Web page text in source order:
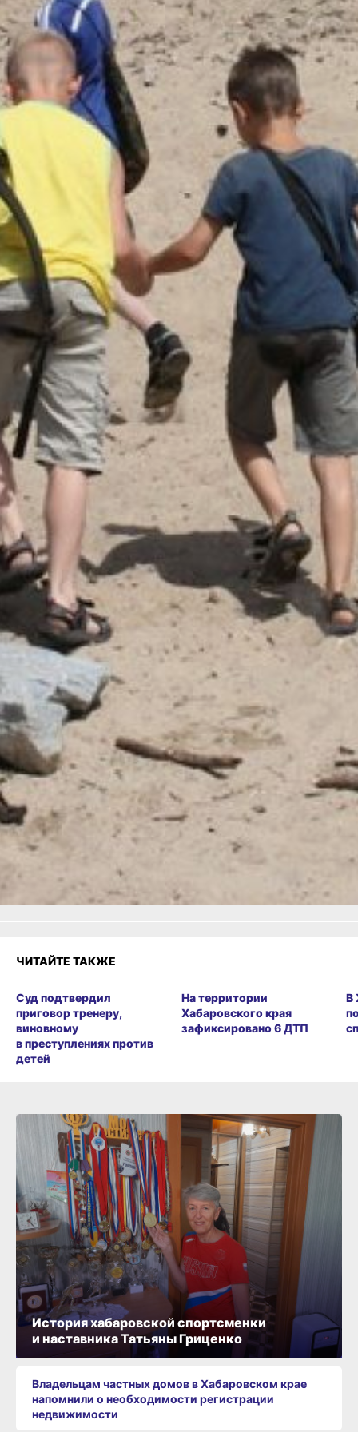
подростки вовлекаются
в социально полезную
деятельность —
в детские и молодежные
общественные
объединения, такие
как Юнармия
и «Движение Первых».
Отметим, что за
самовольные уходы
ребят из семей
предусмотрена
ответственность. Дети,
повторно сбегающие
из дома, ставятся на учет
в комиссию по делам
несовершеннолетних
и защите их прав.
Родители, не сообщившие
об уходе ребенка из дома
в полицию, привлекаются
к административной
ответственности.
Представители
управления социального
развития администрации
города подчеркнули
важность сохранения
взаимопонимания,
доверия и поддержки
в семейном кругу
для обеспечения
безопасности
и благополучия каждого
ребенка. Они призвали
родителей и детей беречь
друг друга и не
стесняться обращаться
за помощью в случае
возникновения каких-
либо трудностей
или конфликтов.
В ТЕМУ:
в Хабаровском крае
будут обучать работе
с беспилотниками
Читайте нас в соцсетях:
ВКонтакте
Одноклассники,
Телеграм
илиЯндекс.Дзен и
МАКС
Как вам материал?
Огонь!
Супер
1
Удивило
Грустно
Злость
Разочарование
ЧИТАЙТЕ ТАКЖЕ
Суд подтвердил
приговор тренеру,
виновному
в преступлениях против
детей
На территории
Хабаровского края
зафиксировано 6 ДТП
В
История хабаровской спортсменки
и наставника Татьяны Гриценко
Владельцам частных домов в Хабаровском крае
напомнили о необходимости регистрации
недвижимости